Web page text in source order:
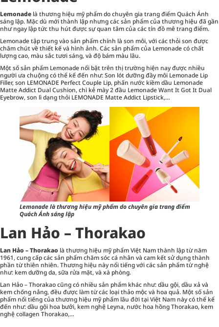
Lemonade là thương hiệu mỹ phẩm do chuyên gia trang điểmQuách Ánh
sáng lập. Mặc dù mới thành lập nhưng các sản phẩm của thương hiệu đã gần
như ngay lập tức thu hút được sự quan tâm của các tín đồ mê trang điểm.
Lemonade tập trung vào sản phẩm chính là son môi, với các thỏi son được
chăm chút về thiết kế và hình ảnh. Các sản phẩm của Lemonade có chất
lượng cao, màu sắc tươi sáng, và độ bám màu lâu.
Một số sản phẩm Lemonade nổi bật trên thị trường hiện nay được nhiều
người ưa chuộng có thể kể đến như: Son lót dưỡng đầy môi Lemonade Lip
Filler, son LEMONADE Perfect Couple Lip, phấn nước kiềm dầu Lemonade
Matte Addict Dual Cushion, chì kẻ mày 2 đầu Lemonade Want It Got It Dual
Eyebrow, son lì dạng thỏi LEMONADE Matte Addict Lipstick,…
Lemonade là thương hiệu mỹ phẩm do chuyên gia trang điểm
Quách Ánh sáng lập
Lan Hảo – Thorakao
Lan Hảo – Thorakao là thương hiệu mỹ phẩm Việt Nam thành lập từ năm
1961, cung cấp các sản phẩmchăm sóc cá nhân và cam kết sử dụng thành
phần từ thiên nhiên. Thương hiệu này nổi tiếng với các sản phẩm từ nghệ
như: kem dưỡng da, sữa rửa mặt, và xà phòng.
Lan Hảo – Thorakao cũng có nhiều sản phẩm khác như: dầu gội, dầu xả và
kem chống nắng, đều được làm từ các loại thảo mộc và hoa quả. Một số sản
phẩm nổi tiếng của thương hiệu mỹ phẩm lâu đời tại Việt Nam này có thể kể
đến như: dầu gội hoa bưởi, kem nghệ Leyna, nước hoa hồng Thorakao, kem
nghệ collagen Thorakao,…